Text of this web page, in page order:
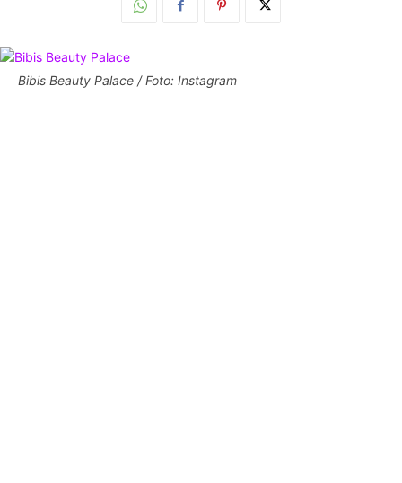
Bibis Beauty Palace / Foto: Instagram